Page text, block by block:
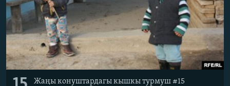
Жаңы конуштардагы кышкы турмуш #15